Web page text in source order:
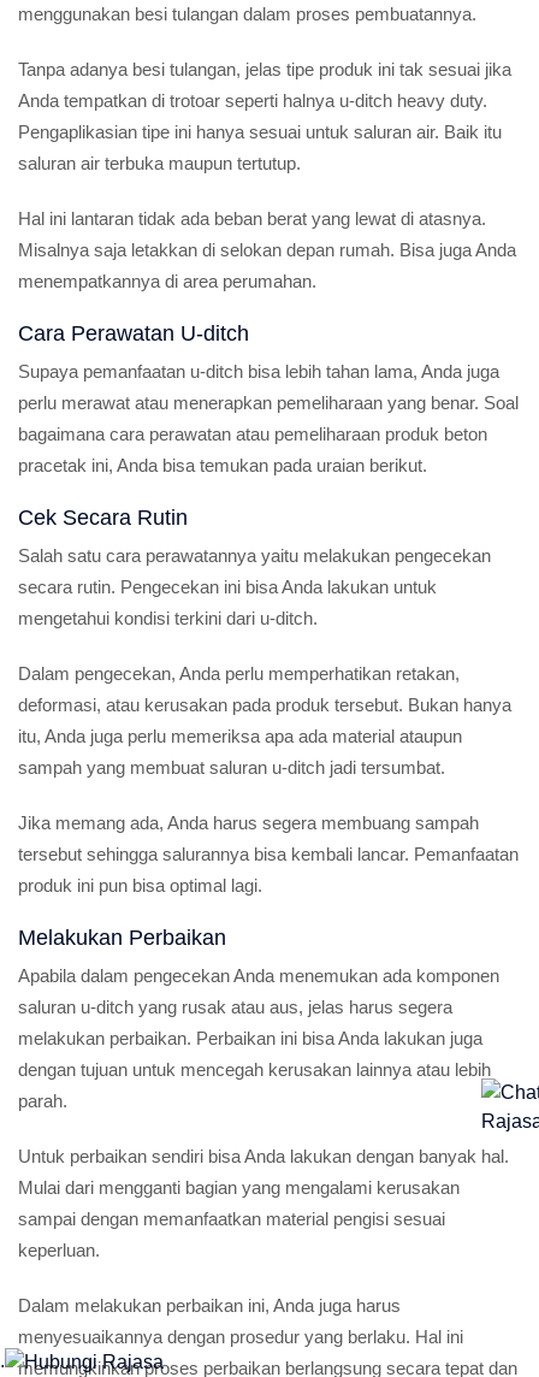
menggunakan besi tulangan dalam proses pembuatannya.
Tanpa adanya besi tulangan, jelas tipe produk ini tak sesuai jika
Anda tempatkan di trotoar seperti halnya u-ditch heavy duty.
Pengaplikasian tipe ini hanya sesuai untuk saluran air. Baik itu
saluran air terbuka maupun tertutup.
Hal ini lantaran tidak ada beban berat yang lewat di atasnya.
Misalnya saja letakkan di selokan depan rumah. Bisa juga Anda
menempatkannya di area perumahan.
Cara Perawatan U-ditch
Supaya pemanfaatan u-ditch bisa lebih tahan lama, Anda juga
perlu merawat atau menerapkan pemeliharaan yang benar. Soal
bagaimana cara perawatan atau pemeliharaan produk beton
pracetak ini, Anda bisa temukan pada uraian berikut.
Cek Secara Rutin
Salah satu cara perawatannya yaitu melakukan pengecekan
secara rutin. Pengecekan ini bisa Anda lakukan untuk
mengetahui kondisi terkini dari u-ditch.
Dalam pengecekan, Anda perlu memperhatikan retakan,
deformasi, atau kerusakan pada produk tersebut. Bukan hanya
itu, Anda juga perlu memeriksa apa ada material ataupun
sampah yang membuat saluran u-ditch jadi tersumbat.
Jika memang ada, Anda harus segera membuang sampah
tersebut sehingga salurannya bisa kembali lancar. Pemanfaatan
produk ini pun bisa optimal lagi.
Melakukan Perbaikan
Apabila dalam pengecekan Anda menemukan ada komponen
saluran u-ditch yang rusak atau aus, jelas harus segera
melakukan perbaikan. Perbaikan ini bisa Anda lakukan juga
dengan tujuan untuk mencegah kerusakan lainnya atau lebih
parah.
Untuk perbaikan sendiri bisa Anda lakukan dengan banyak hal.
Mulai dari mengganti bagian yang mengalami kerusakan
sampai dengan memanfaatkan material pengisi sesuai
keperluan.
Dalam melakukan perbaikan ini, Anda juga harus
menyesuaikannya dengan prosedur yang berlaku. Hal ini
memungkinkan proses perbaikan berlangsung secara tepat dan
.